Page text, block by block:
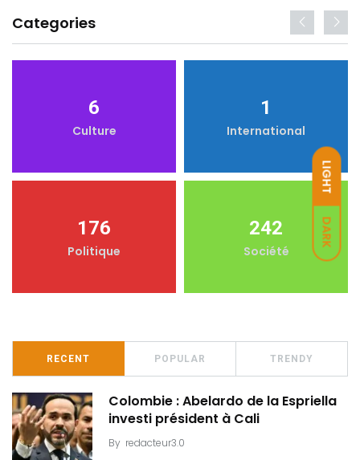
LIGHT
DARK
Categories
6
Culture
1
International
176
Politique
242
Société
RECENT POPULAR TRENDY
Colombie : Abelardo de la Espriella
investi président à Cali
By redacteur3.0